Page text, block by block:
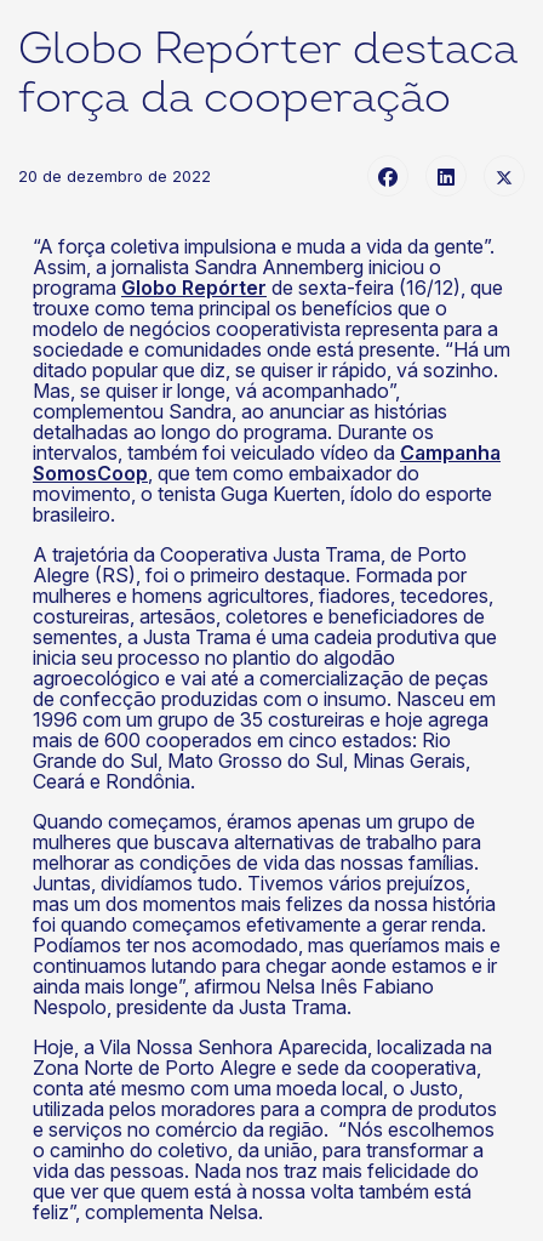
Globo Repórter destaca
força da cooperação
20 de dezembro de 2022
“A força coletiva impulsiona e muda a vida da gente”.
Assim, a jornalista Sandra Annemberg iniciou o
programa Globo Repórter de sexta-feira (16/12), que
trouxe como tema principal os benefícios que o
modelo de negócios cooperativista representa para a
sociedade e comunidades onde está presente. “Há um
ditado popular que diz, se quiser ir rápido, vá sozinho.
Mas, se quiser ir longe, vá acompanhado”,
complementou Sandra, ao anunciar as histórias
detalhadas ao longo do programa. Durante os
intervalos, também foi veiculado vídeo da Campanha
SomosCoop, que tem como embaixador do
movimento, o tenista Guga Kuerten, ídolo do esporte
brasileiro.
A trajetória da Cooperativa Justa Trama, de Porto
Alegre (RS), foi o primeiro destaque. Formada por
mulheres e homens agricultores, fiadores, tecedores,
costureiras, artesãos, coletores e beneficiadores de
sementes, a Justa Trama é uma cadeia produtiva que
inicia seu processo no plantio do algodão
agroecológico e vai até a comercialização de peças
de confecção produzidas com o insumo. Nasceu em
1996 com um grupo de 35 costureiras e hoje agrega
mais de 600 cooperados em cinco estados: Rio
Grande do Sul, Mato Grosso do Sul, Minas Gerais,
Ceará e Rondônia.
Quando começamos, éramos apenas um grupo de
mulheres que buscava alternativas de trabalho para
melhorar as condições de vida das nossas famílias.
Juntas, dividíamos tudo. Tivemos vários prejuízos,
mas um dos momentos mais felizes da nossa história
foi quando começamos efetivamente a gerar renda.
Podíamos ter nos acomodado, mas queríamos mais e
continuamos lutando para chegar aonde estamos e ir
ainda mais longe”, afirmou Nelsa Inês Fabiano
Nespolo, presidente da Justa Trama.
Hoje, a Vila Nossa Senhora Aparecida, localizada na
Zona Norte de Porto Alegre e sede da cooperativa,
conta até mesmo com uma moeda local, o Justo,
utilizada pelos moradores para a compra de produtos
e serviços no comércio da região. “Nós escolhemos
o caminho do coletivo, da união, para transformar a
vida das pessoas. Nada nos traz mais felicidade do
que ver que quem está à nossa volta também está
feliz”, complementa Nelsa.